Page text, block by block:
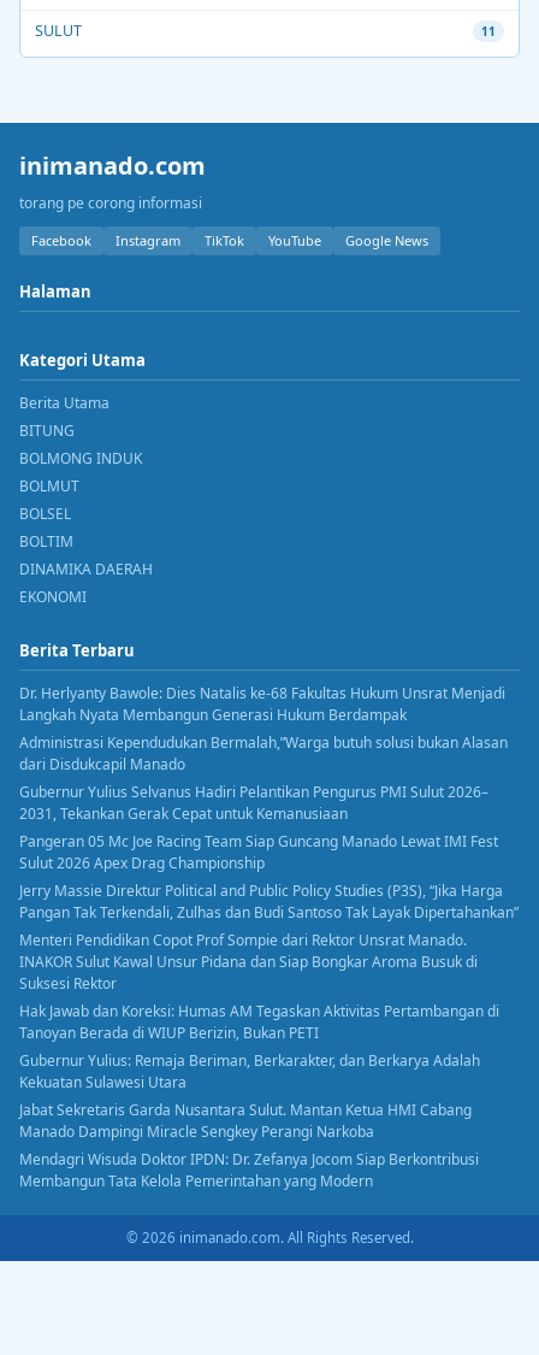
SULUT 11
inimanado.com
torang pe corong informasi
Facebook Instagram TikTok YouTube Google News
Halaman
Kategori Utama
Berita Utama
BITUNG
BOLMONG INDUK
BOLMUT
BOLSEL
BOLTIM
DINAMIKA DAERAH
EKONOMI
Berita Terbaru
Dr. Herlyanty Bawole: Dies Natalis ke-68 Fakultas Hukum Unsrat Menjadi
Langkah Nyata Membangun Generasi Hukum Berdampak
Administrasi Kependudukan Bermalah,”Warga butuh solusi bukan Alasan
dari Disdukcapil Manado
Gubernur Yulius Selvanus Hadiri Pelantikan Pengurus PMI Sulut 2026–
2031, Tekankan Gerak Cepat untuk Kemanusiaan
Pangeran 05 Mc Joe Racing Team Siap Guncang Manado Lewat IMI Fest
Sulut 2026 Apex Drag Championship
Jerry Massie Direktur Political and Public Policy Studies (P3S), “Jika Harga
Pangan Tak Terkendali, Zulhas dan Budi Santoso Tak Layak Dipertahankan”
Menteri Pendidikan Copot Prof Sompie dari Rektor Unsrat Manado.
INAKOR Sulut Kawal Unsur Pidana dan Siap Bongkar Aroma Busuk di
Suksesi Rektor
Hak Jawab dan Koreksi: Humas AM Tegaskan Aktivitas Pertambangan di
Tanoyan Berada di WIUP Berizin, Bukan PETI
Gubernur Yulius: Remaja Beriman, Berkarakter, dan Berkarya Adalah
Kekuatan Sulawesi Utara
Jabat Sekretaris Garda Nusantara Sulut. Mantan Ketua HMI Cabang
Manado Dampingi Miracle Sengkey Perangi Narkoba
Mendagri Wisuda Doktor IPDN: Dr. Zefanya Jocom Siap Berkontribusi
Membangun Tata Kelola Pemerintahan yang Modern
© 2026 inimanado.com. All Rights Reserved.